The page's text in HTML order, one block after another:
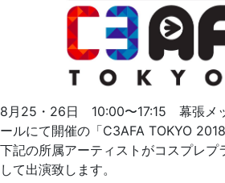
8月25・26日 10:00〜17:15 幕張メ
ールにて開催の「C3AFA TOKYO
下記の所属アーティストがコスプレプ
して出演致します。